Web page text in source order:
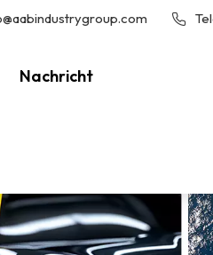
Nachricht